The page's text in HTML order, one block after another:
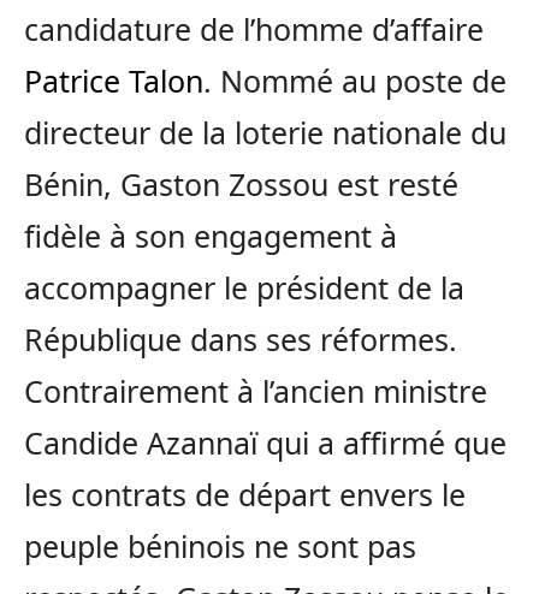
candidature de l’homme d’affaire
Patrice Talon. Nommé au poste de
directeur de la loterie nationale du
Bénin, Gaston Zossou est resté
fidèle à son engagement à
accompagner le président de la
République dans ses réformes.
Contrairement à l’ancien ministre
Candide Azannaï qui a affirmé que
les contrats de départ envers le
peuple béninois ne sont pas